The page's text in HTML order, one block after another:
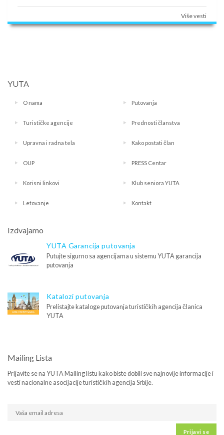
Više vesti
YUTA
O nama Putovanja
Turističke agencije Prednosti članstva
Upravna i radna tela Kako postati član
OUP PRESS Centar
Korisni linkovi Klub seniora YUTA
Letovanje Kontakt
Izdvajamo
YUTA Garancija putovanja
Putujte sigurno sa agencijama u sistemu YUTA garancija
putovanja
Katalozi putovanja
Prelistajte kataloge putovanja turističkih agencija članica
YUTA
Mailing Lista
Prijavite se na YUTA Mailing listu kako biste dobili sve najnovije informacije i
vesti nacionalne asocijacije turističkih agencija Srbije.
Prijavi se